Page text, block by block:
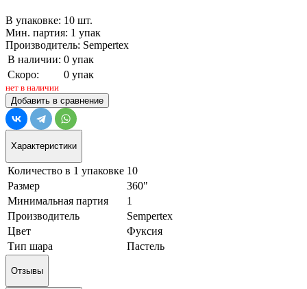
В упаковке: 10 шт.
Мин. партия: 1 упак
Производитель: Sempertex
В наличии: 0 упак
Скоро:
0 упак
нет в наличии
Добавить в сравнение
Характеристики
Количество в 1 упаковке 10
Размер
360"
Минимальная партия
1
Производитель
Sempertex
Цвет
Фуксия
Тип шара
Пастель
Отзывы